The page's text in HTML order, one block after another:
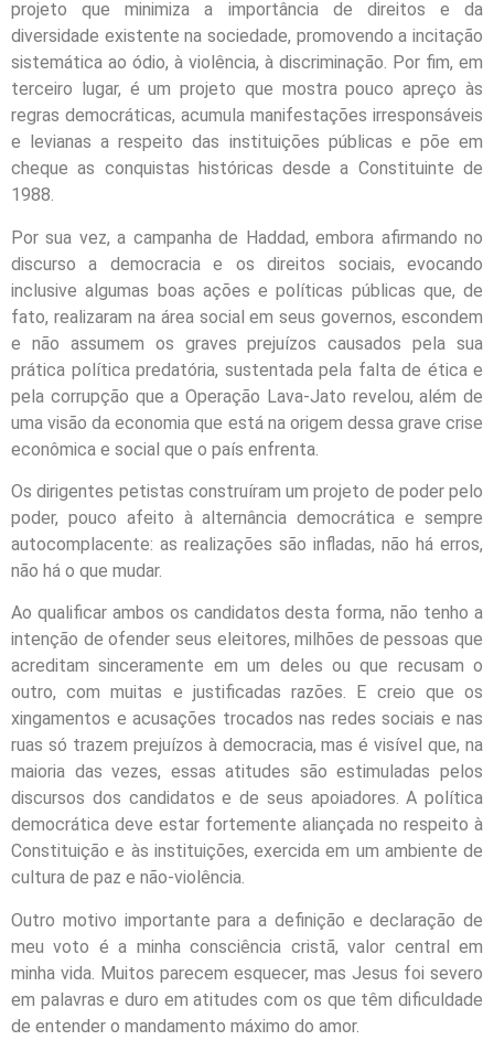
projeto que minimiza a importância de direitos e da
diversidade existente na sociedade, promovendo a incitação
sistemática ao ódio, à violência, à discriminação. Por fim, em
terceiro lugar, é um projeto que mostra pouco apreço às
regras democráticas, acumula manifestações irresponsáveis
e levianas a respeito das instituições públicas e põe em
cheque as conquistas históricas desde a Constituinte de
1988.
Por sua vez, a campanha de Haddad, embora afirmando no
discurso a democracia e os direitos sociais, evocando
inclusive algumas boas ações e políticas públicas que, de
fato, realizaram na área social em seus governos, escondem
e não assumem os graves prejuízos causados pela sua
prática política predatória, sustentada pela falta de ética e
pela corrupção que a Operação Lava-Jato revelou, além de
uma visão da economia que está na origem dessa grave crise
econômica e social que o país enfrenta.
Os dirigentes petistas construíram um projeto de poder pelo
poder, pouco afeito à alternância democrática e sempre
autocomplacente: as realizações são infladas, não há erros,
não há o que mudar.
Ao qualificar ambos os candidatos desta forma, não tenho a
intenção de ofender seus eleitores, milhões de pessoas que
acreditam sinceramente em um deles ou que recusam o
outro, com muitas e justificadas razões. E creio que os
xingamentos e acusações trocados nas redes sociais e nas
ruas só trazem prejuízos à democracia, mas é visível que, na
maioria das vezes, essas atitudes são estimuladas pelos
discursos dos candidatos e de seus apoiadores. A política
democrática deve estar fortemente aliançada no respeito à
Constituição e às instituições, exercida em um ambiente de
cultura de paz e não-violência.
Outro motivo importante para a definição e declaração de
meu voto é a minha consciência cristã, valor central em
minha vida. Muitos parecem esquecer, mas Jesus foi severo
em palavras e duro em atitudes com os que têm dificuldade
de entender o mandamento máximo do amor.